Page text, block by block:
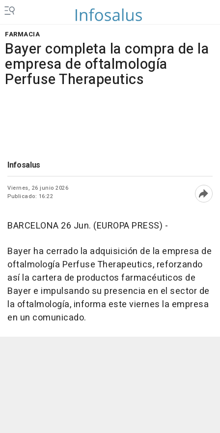
FARMACIA
Bayer completa la compra de la
empresa de oftalmología
Perfuse Therapeutics
Infosalus
Viernes, 26 junio 2026
Publicado: 16:22
BARCELONA 26 Jun. (EUROPA PRESS) -
Bayer ha cerrado la adquisición de la empresa de
oftalmología Perfuse Therapeutics, reforzando
así la cartera de productos farmacéuticos de
Bayer e impulsando su presencia en el sector de
la oftalmología, informa este viernes la empresa
en un comunicado.